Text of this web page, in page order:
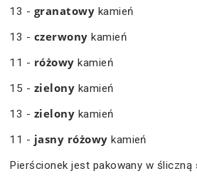
13 - granatowy kamień
13 - czerwonykamień
11 - różowykamień
15 - zielony kamień
13 - zielony kamień
11 - jasny różowy kamień
Pierścionek jest pakowany w śliczną